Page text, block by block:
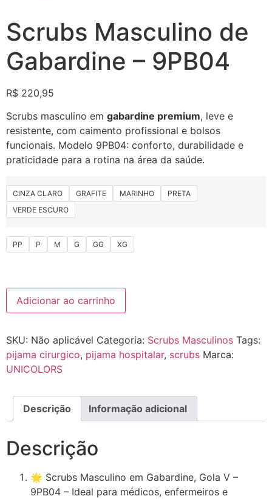
Scrubs Masculino de
Gabardine – 9PB04
R$ 220,95
Scrubs masculino em gabardine premium, leve e
resistente, com caimento profissional e bolsos
funcionais. Modelo 9PB04: conforto, durabilidade e
praticidade para a rotina na área da saúde.
CINZA CLARO GRAFITE MARINHO
PRETA
VERDE ESCURO
PP P M G GG XG
Adicionar ao carrinho
SKU: Não aplicável Categoria: Scrubs Masculinos Tags:
pijama cirurgico, pijama hospitalar, scrubs Marca:
UNICOLORS
Descrição Informação adicional
Descrição
🌟 Scrubs Masculino em Gabardine, Gola V –
9PB04 – Ideal para médicos, enfermeiros e